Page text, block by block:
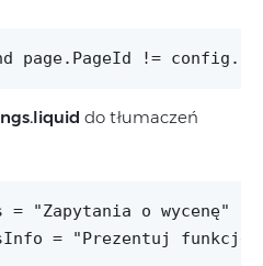
do tłumaczeń
"Zapytania o wycenę" -